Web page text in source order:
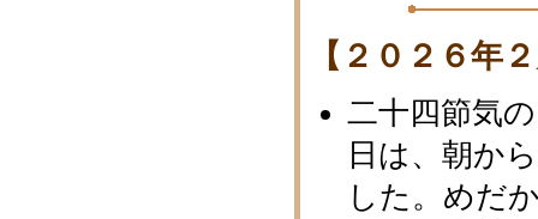
【２０２６年
二十四節気
日は、朝か
した。めだ